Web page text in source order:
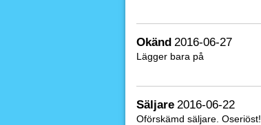
Okänd 2016-06-27
Lägger bara på
Säljare 2016-06-22
Oförskämd säljare. Oseriöst!